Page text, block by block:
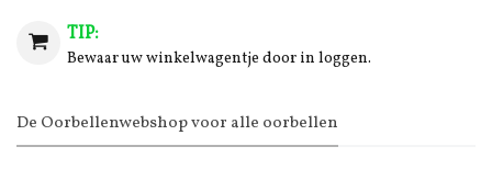
TIP:
Bewaar uw winkelwagentje door in loggen.
De Oorbellenwebshop voor alle oorbellen